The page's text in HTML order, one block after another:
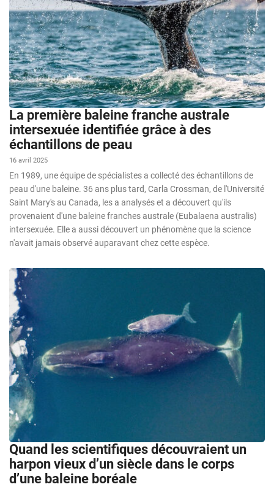
La première baleine franche australe
intersexuée identifiée grâce à des
échantillons de peau
16 avril 2025
En 1989, une équipe de spécialistes a collecté des échantillons de
peau d'une baleine. 36 ans plus tard, Carla Crossman, de l'Université
Saint Mary's au Canada, les a analysés et a découvert qu'ils
provenaient d'une baleine franches australe (Eubalaena australis)
intersexuée. Elle a aussi découvert un phénomène que la science
n'avait jamais observé auparavant chez cette espèce.
Quand les scientifiques découvraient un
harpon vieux d’un siècle dans le corps
d’une baleine boréale